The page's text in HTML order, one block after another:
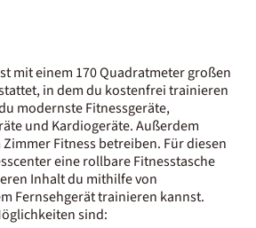
mit einem 170 Quadratmeter großen
in dem du kostenfrei trainieren
modernste Fitnessgeräte,
und Kardiogeräte. Außerdem
Fitness betreiben. Für diesen
eine rollbare Fitnesstasche
Inhalt du mithilfe von
Fernsehgerät trainieren kannst.
sind: